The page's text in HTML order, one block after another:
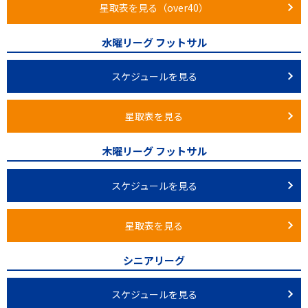
星取表を見る（over40）
水曜リーグ フットサル
スケジュールを見る
星取表を見る
木曜リーグ フットサル
スケジュールを見る
星取表を見る
シニアリーグ
スケジュールを見る